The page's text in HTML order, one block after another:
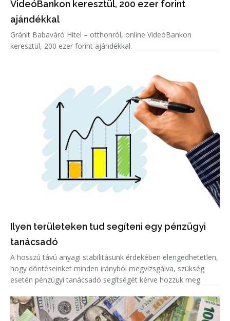
VideóBankon keresztül, 200 ezer forint
ajándékkal
Gránit Babaváró Hitel – otthonról, online VideóBankon
keresztül, 200 ezer forint ajándékkal.
Ilyen területeken tud segíteni egy pénzügyi
tanácsadó
A hosszú távú anyagi stabilitásunk érdekében elengedhetetlen,
hogy döntéseinket minden irányból megvizsgálva, szükség
esetén pénzügyi tanácsadó segítségét kérve hozzuk meg.